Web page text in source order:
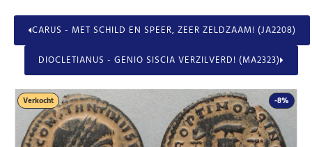
CARUS - MET SCHILD EN SPEER, ZEER ZELDZAAM! (JA2208)
DIOCLETIANUS - GENIO SISCIA VERZILVERD! (MA2323)
-8%
Verkocht